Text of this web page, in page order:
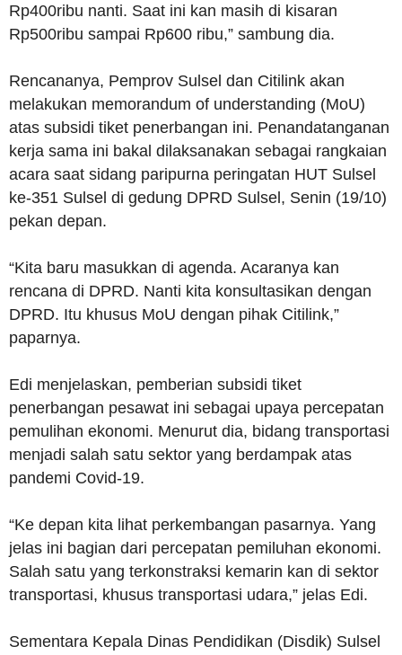
Rp400ribu nanti. Saat ini kan masih di kisaran
Rp500ribu sampai Rp600 ribu,” sambung dia.
Rencananya, Pemprov Sulsel dan Citilink akan
melakukan memorandum of understanding (MoU)
atas subsidi tiket penerbangan ini. Penandatanganan
kerja sama ini bakal dilaksanakan sebagai rangkaian
acara saat sidang paripurna peringatan HUT Sulsel
ke-351 Sulsel di gedung DPRD Sulsel, Senin (19/10)
pekan depan.
“Kita baru masukkan di agenda. Acaranya kan
rencana di DPRD. Nanti kita konsultasikan dengan
DPRD. Itu khusus MoU dengan pihak Citilink,”
paparnya.
Edi menjelaskan, pemberian subsidi tiket
penerbangan pesawat ini sebagai upaya percepatan
pemulihan ekonomi. Menurut dia, bidang transportasi
menjadi salah satu sektor yang berdampak atas
pandemi Covid-19.
“Ke depan kita lihat perkembangan pasarnya. Yang
jelas ini bagian dari percepatan pemiluhan ekonomi.
Salah satu yang terkonstraksi kemarin kan di sektor
transportasi, khusus transportasi udara,” jelas Edi.
Sementara Kepala Dinas Pendidikan (Disdik) Sulsel